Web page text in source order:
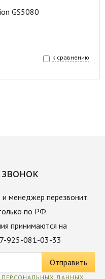
GS5080
к сравнению
менеджер перезвонит.
по РФ.
принимаются на
925-081-03-33
ПЕРСОНАЛЬНЫХ ДАННЫХ